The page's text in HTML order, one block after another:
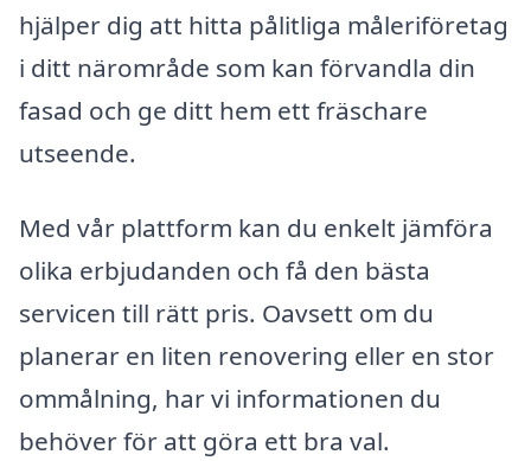
hjälper dig att hitta pålitliga måleriföretag
i ditt närområde som kan förvandla din
fasad och ge ditt hem ett fräschare
utseende.
Med vår plattform kan du enkelt jämföra
olika erbjudanden och få den bästa
servicen till rätt pris. Oavsett om du
planerar en liten renovering eller en stor
ommålning, har vi informationen du
behöver för att göra ett bra val.